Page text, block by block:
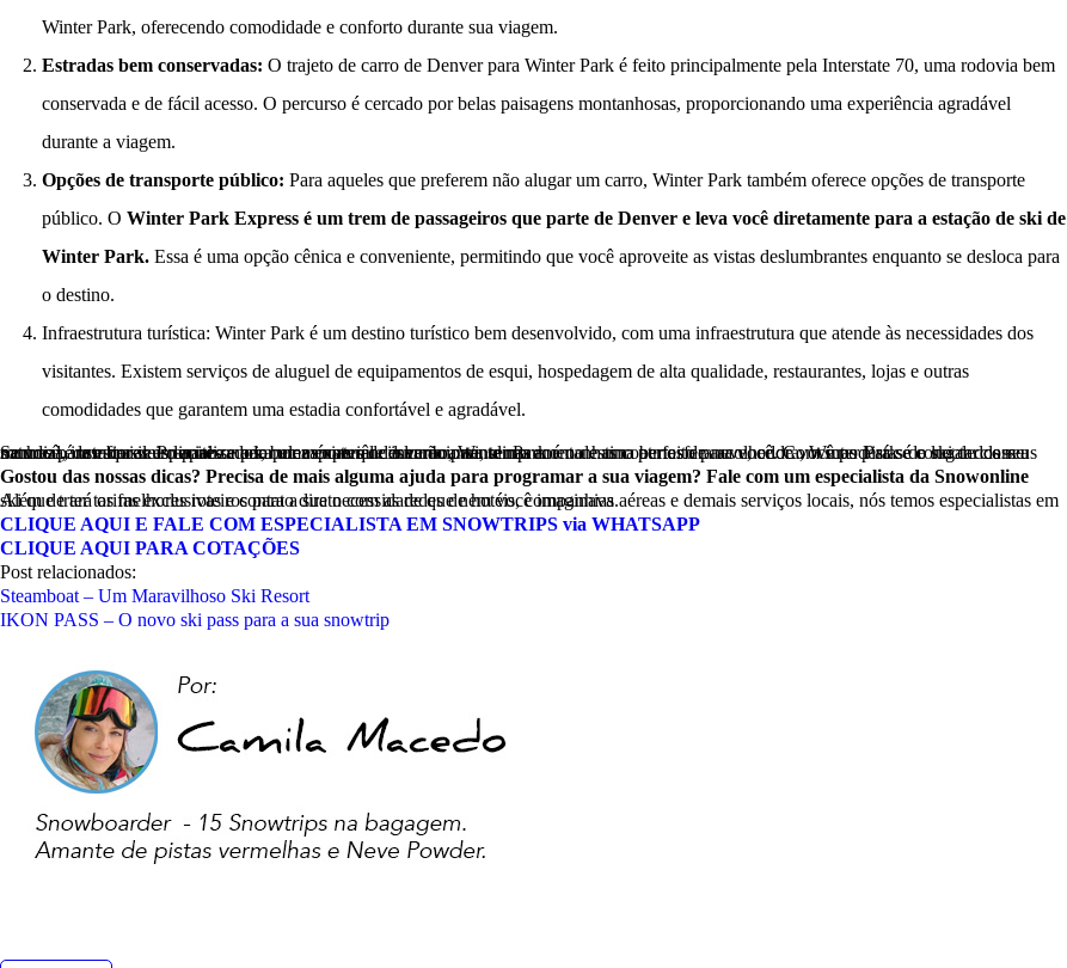
Winter Park, oferecendo comodidade e conforto durante sua viagem.
Estradas bem conservadas: O trajeto de carro de Denver para Winter Park é feito principalmente pela Interstate 70, uma rodovia bem
conservada e de fácil acesso. O percurso é cercado por belas paisagens montanhosas, proporcionando uma experiência agradável
durante a viagem.
Opções de transporte público: Para aqueles que preferem não alugar um carro, Winter Park também oferece opções de transporte
público. O Winter Park Express é um trem de passageiros que parte de Denver e leva você diretamente para a estação de ski de
Winter Park. Essa é uma opção cênica e conveniente, permitindo que você aproveite as vistas deslumbrantes enquanto se desloca para
o destino.
Infraestrutura turística: Winter Park é um destino turístico bem desenvolvido, com uma infraestrutura que atende às necessidades dos
visitantes. Existem serviços de aluguel de equipamentos de esqui, hospedagem de alta qualidade, restaurantes, lojas e outras
comodidades que garantem uma estadia confortável e agradável.
Se você é um brasileiro apaixonado por esportes de inverno, Winter Park é o destino perfeito para você. Com suas pistas de ski de classe mundial, instrutores especializados, beleza natural deslumbrante, clima ameno e uma atmosfera acolhedora, Winter Park é o lugar dos seus sonhos para esquiar. Prepare-se para uma experiência emocionante nas montanhas cobertas de neve, onde você poderá se conectar com a natureza, desafiar seus limites e criar memórias que durarão para sempre.
Gostou das nossas dicas? Precisa de mais alguma ajuda para programar a sua viagem? Fale com um especialista da Snowonline
Além de ter tarifas exclusivas e contato direto com as redes de hotéis, companhias aéreas e demais serviços locais, nós temos especialistas em ski que trará os melhores roteiros para a sua necessidade que nem você imaginava.
CLIQUE AQUI E FALE COM ESPECIALISTA EM SNOWTRIPS via WHATSAPP
CLIQUE AQUI PARA COTAÇÕES
Post relacionados:
Steamboat – Um Maravilhoso Ski Resort
IKON PASS – O novo ski pass para a sua snowtrip